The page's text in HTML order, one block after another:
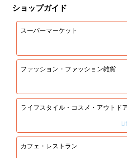
ショップガイド
スーパーマーケット
ファッション・ファッション雑貨
ライフスタイル・コスメ・アウトド
カフェ・レストラン